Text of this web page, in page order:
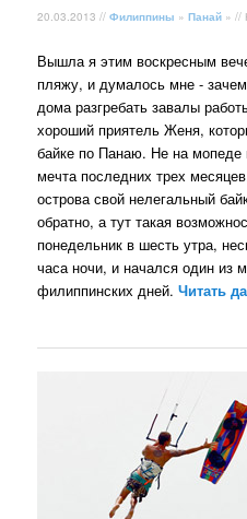
20.03.2013 //Филиппины »Панай » //
Вышла я этим воскресным
пляжу, и думалось мне -
дома разгребать завалы
хороший приятель Женя,
байке по Панаю. Не на
мечта последних трех
острова свой нелегальный
обратно, а тут такая
понедельник в шесть утра,
часа ночи, и начался один из
филиппинских дней.Читать